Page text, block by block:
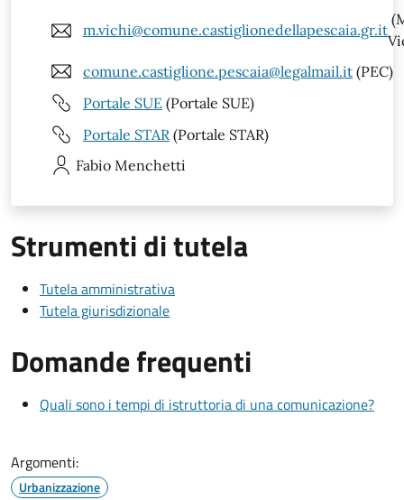
m.vichi@comune.castiglionedellapescaia.gr.it
comune.castiglione.pescaia@legalmail.it (PEC)
Portale SUE (Portale SUE)
Portale STAR (Portale STAR)
Fabio Menchetti
Strumenti di tutela
Tutela amministrativa
Tutela giurisdizionale
Domande frequenti
Quali sono i tempi di istruttoria di una comunicazione?
Argomenti:
Urbanizzazione